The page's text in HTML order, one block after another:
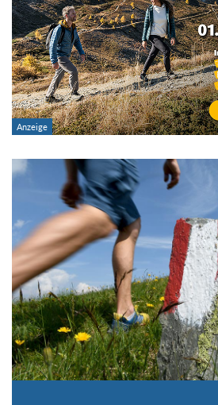
Gebirge:
Art der Tour:
Schwierigkeitsgrad:
Kondition (Tourdauer):
von
bis
Suchbegriff: